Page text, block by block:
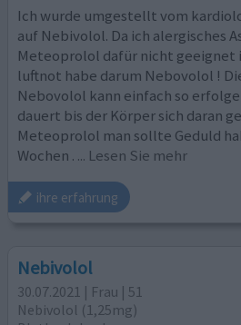
Ich wurde umgestellt vom
auf Nebivolol. Da ich alergisches
Meteoprolol dafür nicht geeignet
luftnot habe darum Nebovolol !
Nebovolol kann einfach so
dauert bis der Körper sich daran
Meteoprolol man sollte Geduld
Wochen . ... Lesen Sie mehr
ihre erfahrung
Nebivolol
30.07.2021 | Frau | 51
Nebivolol (1,25mg)